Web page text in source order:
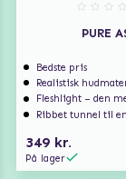
PURE
Bedste pris
Realistisk
Fleshlight – den mest
Ribbet tunnel til en
349 kr.
På lager